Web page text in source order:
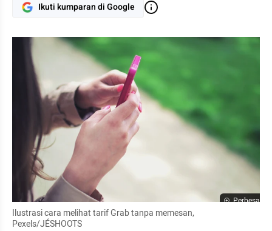
Ikuti kumparan di Google
Perbesar
Ilustrasi cara melihat tarif Grab tanpa memesan,
Pexels/JÉSHOOTS